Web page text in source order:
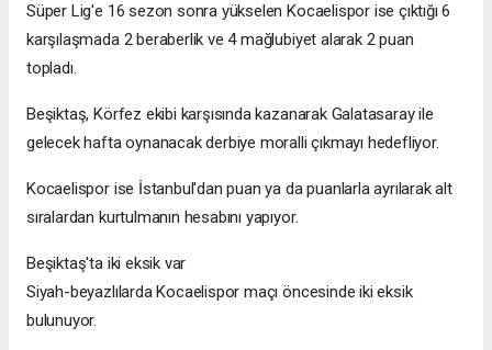
Süper Lig'e 16 sezon sonra yükselen Kocaelispor ise çıktığı 6
karşılaşmada 2 beraberlik ve 4 mağlubiyet alarak 2 puan
topladı.
Beşiktaş, Körfez ekibi karşısında kazanarak Galatasaray ile
gelecek hafta oynanacak derbiye moralli çıkmayı hedefliyor.
Kocaelispor ise İstanbul'dan puan ya da puanlarla ayrılarak alt
sıralardan kurtulmanın hesabını yapıyor.
Beşiktaş'ta iki eksik var
Siyah-beyazlılarda Kocaelispor maçı öncesinde iki eksik
bulunuyor.